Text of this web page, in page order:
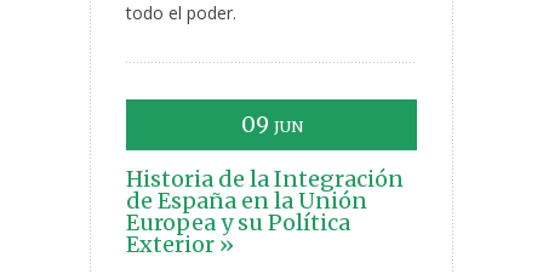
todo el poder.
09 JUN
Historia de la Integración
de España en la Unión
Europea y su Política
Exterior »